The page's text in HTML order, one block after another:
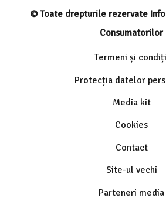
© Toate drepturile rezervate
Consumatorilor
Termeni și
Protecția datelor
Media kit
Cookies
Contact
Site-ul vechi
Parteneri media